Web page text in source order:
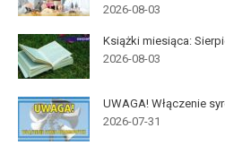
2026-08-03
Książki miesiąca:
2026-08-03
UWAGA! Włączenie
2026-07-31